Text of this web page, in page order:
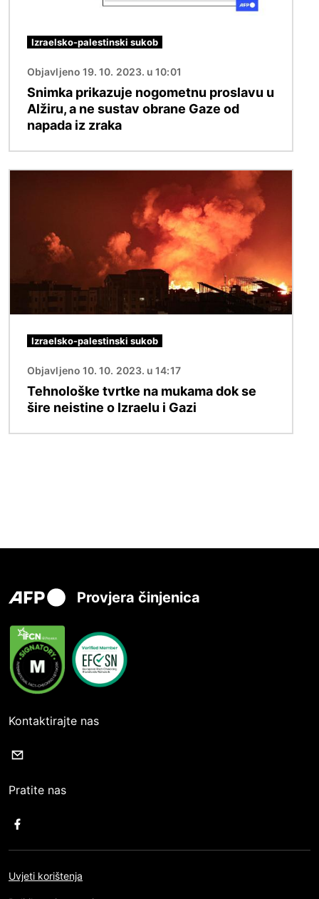
Izraelsko-palestinski sukob
Objavljeno 19. 10. 2023. u 10:01
Snimka prikazuje nogometnu proslavu u
Alžiru, a ne sustav obrane Gaze od
napada iz zraka
Izraelsko-palestinski sukob
Objavljeno 10. 10. 2023. u 14:17
Tehnološke tvrtke na mukama dok se
šire neistine o Izraelu i Gazi
Provjera činjenica
Kontaktirajte nas
Pratite nas
Uvjeti korištenja